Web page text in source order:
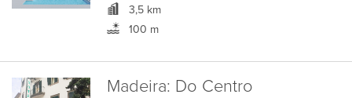
3,5 km
100 m
Madeira: Do Centro